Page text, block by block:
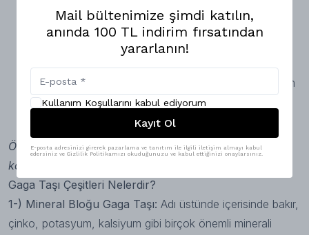
ağaç dallarına tırmanma gibi yolarla kendi gagalarını
törpüleyebilirler. Yine eve gelen bir kuş için kafeste bu
noktada imdadımıza gaga taşları yetişir. Aksi halde bizim
kesmeye çalışmamız hem riskli hem de kuşlar için stres
ÖNERİ: Dilerseniz birden çok türde gaga taşını aynı
kafeste bulundurabilirsiniz.
Gaga Taşı Çeşitleri Nelerdir?
1-) Mineral Bloğu Gaga Taşı: Adı üstünde içerisinde bakır,
çinko, potasyum, kalsiyum gibi birçok önemli minerali
Mail bültenimize şimdi katılın,
anında 100 TL indirim fırsatından
yararlanın!
Kullanım Koşullarını kabul ediyorum
Kayıt Ol
E-posta adresinizi girerek pazarlama ve tanıtım ile ilgili iletişim almayı kabul
edersiniz ve Gizlilik Politikamızı okuduğunuzu ve kabul ettiğinizi onaylarsınız.